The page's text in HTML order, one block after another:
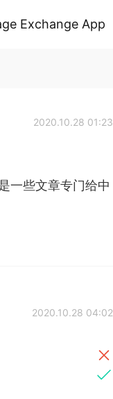
Exchange App
2020.10.28 01:23
一些文章专门给中
2020.10.28 04:02